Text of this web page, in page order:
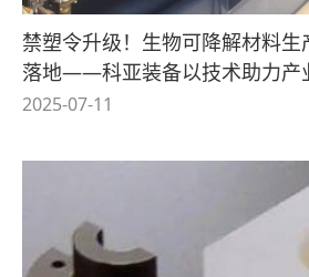
禁塑令升级！生物可降解材料生
落地——科亚装备以技术助力产
2025-07-11